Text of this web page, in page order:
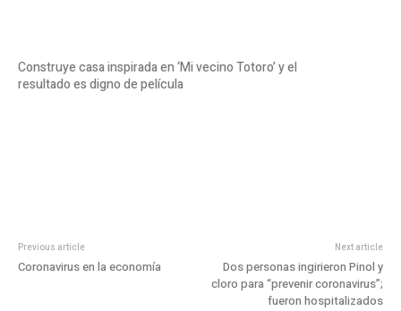
Construye casa inspirada en ‘Mi vecino Totoro’ y el
resultado es digno de película
Previous article
Coronavirus en la economía
Next article
Dos personas ingirieron Pinol y
cloro para “prevenir coronavirus”;
fueron hospitalizados